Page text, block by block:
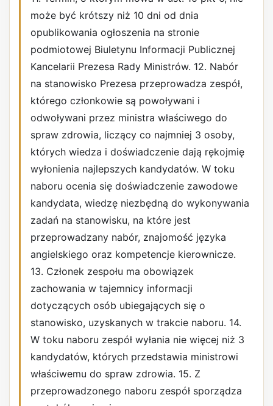
może być krótszy niż 10 dni od dnia
opublikowania ogłoszenia na stronie
podmiotowej Biuletynu Informacji Publicznej
Kancelarii Prezesa Rady Ministrów. 12. Nabór
na stanowisko Prezesa przeprowadza zespół,
którego członkowie są powoływani i
odwoływani przez ministra właściwego do
spraw zdrowia, liczący co najmniej 3 osoby,
których wiedza i doświadczenie dają rękojmię
wyłonienia najlepszych kandydatów. W toku
naboru ocenia się doświadczenie zawodowe
kandydata, wiedzę niezbędną do wykonywania
zadań na stanowisku, na które jest
przeprowadzany nabór, znajomość języka
angielskiego oraz kompetencje kierownicze.
13. Członek zespołu ma obowiązek
zachowania w tajemnicy informacji
dotyczących osób ubiegających się o
stanowisko, uzyskanych w trakcie naboru. 14.
W toku naboru zespół wyłania nie więcej niż 3
kandydatów, których przedstawia ministrowi
właściwemu do spraw zdrowia. 15. Z
przeprowadzonego naboru zespół sporządza